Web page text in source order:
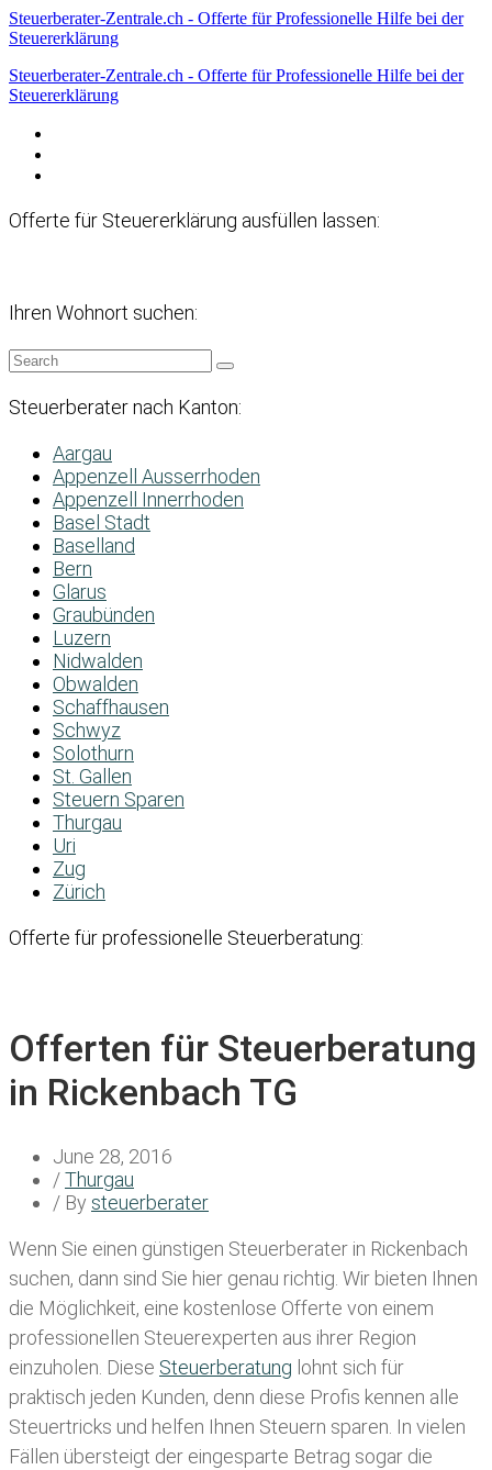
Steuerberater-Zentrale.ch - Offerte für Professionelle Hilfe bei der
Steuererklärung
Steuerberater-Zentrale.ch - Offerte für Professionelle Hilfe bei der
Steuererklärung
Offerte für Steuererklärung ausfüllen lassen:
Ihren Wohnort suchen:
Steuerberater nach Kanton:
Aargau
Appenzell Ausserrhoden
Appenzell Innerrhoden
Basel Stadt
Baselland
Bern
Glarus
Graubünden
Luzern
Nidwalden
Obwalden
Schaffhausen
Schwyz
Solothurn
St. Gallen
Steuern Sparen
Thurgau
Uri
Zug
Zürich
Offerte für professionelle Steuerberatung:
Offerten für Steuerberatung
in Rickenbach TG
June 28, 2016
/Thurgau
/ By steuerberater
Wenn Sie einen günstigen Steuerberater in Rickenbach
suchen, dann sind Sie hier genau richtig. Wir bieten Ihnen
die Möglichkeit, eine kostenlose Offerte von einem
professionellen Steuerexperten aus ihrer Region
einzuholen. Diese Steuerberatung lohnt sich für
praktisch jeden Kunden, denn diese Profis kennen alle
Steuertricks und helfen Ihnen Steuern sparen. In vielen
Fällen übersteigt der eingesparte Betrag sogar die